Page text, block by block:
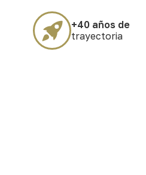
+40 años de
trayectoria